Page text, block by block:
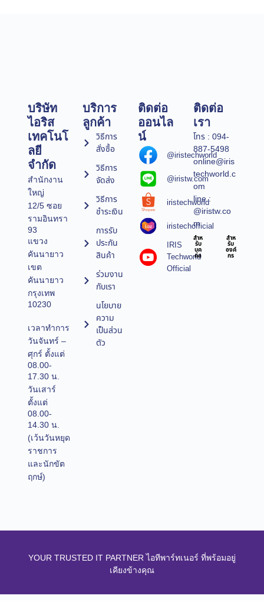
บริษัท
ไอริส
เทคโนโ
ลยี
จำกัด
สำนักงาน
ใหญ่
12/5 ซอย
รามอินทรา
93
แขวง
คันนายาว
เขต
คันนายาว
กรุงเทพ
10230
เวลาทำการ
วันจันทร์ –
ศุกร์ ตั้งแต่
08.00-
17.30 น.
วันเสาร์
ตั้งแต่
08.00-
14.30 น.
(เว้นวันหยุด
ราชการ
และนักขัต
ฤกษ์)
บริการ
ลูกค้า
วิธีการ
สั่งซื้อ
วิธีการ
จัดส่ง
วิธีการ
ชำระเงิน
การรับ
ประกัน
สินค้า
ร่วมงาน
กับเรา
นโยบาย
ความ
เป็นส่วน
ตัว
ติดต่อ
ออนไล
น์
@iristechworld
@iristw.com
iristechworld
iristechofficial
IRIS
Techworld
Official
ติดต่อ
เรา
โทร : 094-
887-5498
online@iris
techworld.c
om
line :
@iristw.co
m
สำห
รับ
บุค
คล
สำห
รับ
องค์
กร
YOUR TRUSTED IT PARTNER ไอทีพาร์ทเนอร์ ที่พร้อมอยู่
เคียงข้างคุณ